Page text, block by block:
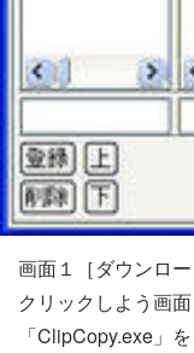
画面１［ダウンロ
クリックしよう画
「ClipCopy.exe」